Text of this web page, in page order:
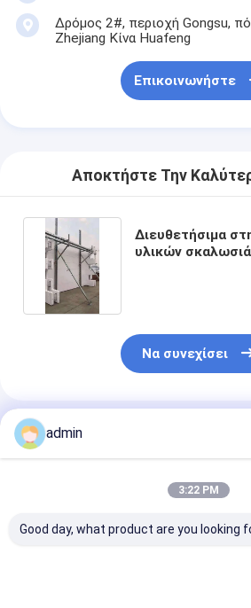
Δρόμος 2#, περιοχή Gongsu,
Zhejiang Κίνα Huafeng
Επικοινωνήστε
Αποκτήστε Την
Διευθετήσιμα
υλικών
Να συνεχίσει
Συνιστώμενα Προϊόντα
admin
3:22 PM
Good day, what product are you looking